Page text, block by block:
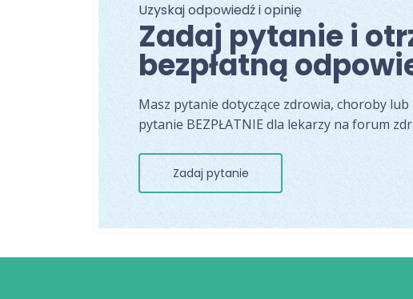
Uzyskaj odpowiedź i opinię
Zadaj pytanie i
bezpłatną
Masz pytanie dotyczące zdrowia, choroby
pytanie BEZPŁATNIE dla lekarzy na forum
Zadaj pytanie